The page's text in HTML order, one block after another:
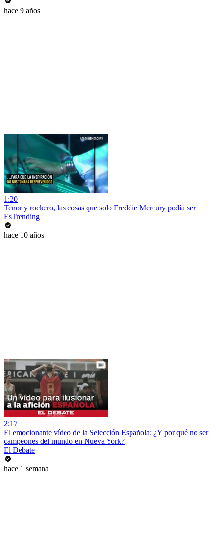
hace 9 años
1:20
Tenor y rockero, las cosas que solo Freddie Mercury podía ser
EsTrending
hace 10 años
2:17
El emocionante vídeo de la Selección Española: ¿Y por qué no ser
campeones del mundo en Nueva York?
El Debate
hace 1 semana